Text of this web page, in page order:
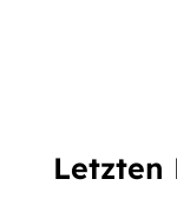
Letzten